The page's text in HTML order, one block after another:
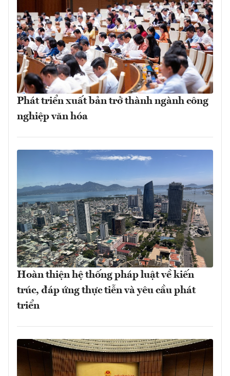
Phát triển xuất bản trở thành ngành công
nghiệp văn hóa
Hoàn thiện hệ thống pháp luật về kiến
trúc, đáp ứng thực tiễn và yêu cầu phát
triển